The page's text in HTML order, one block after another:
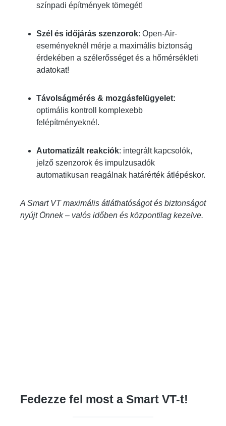
színpadi építmények tömegét!
Szél és időjárás szenzorok: Open-Air-
eseményeknél mérje a maximális biztonság
érdekében a szélerősséget és a hőmérsékleti
adatokat!
Távolságmérés & mozgásfelügyelet:
optimális kontroll komplexebb
felépítményeknél.
Automatizált reakciók: integrált kapcsolók,
jelző szenzorok és impulzusadók
automatikusan reagálnak határérték átlépéskor.
A Smart VT maximális átláthatóságot és biztonságot
nyújt Önnek – valós időben és központilag kezelve.
Fedezze fel most a Smart VT-t!